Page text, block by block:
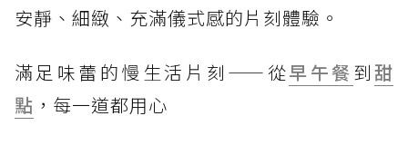
安靜、細緻、充滿儀式感的片刻體驗。
滿足味蕾的慢生活片刻——從早午餐 到甜
點 ，每一道都用心